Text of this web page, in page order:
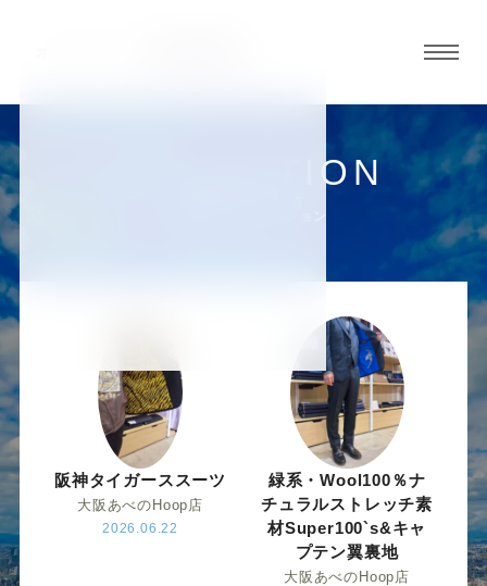
ニュ
ーボ
タン
ー
ダ
ー
ー
ダ
ー ー
ー
ー
ダ
ー
ス
COLLECTION
阪神タイガーススーツ
大阪あべのHoop店
2026.06.22
緑系・Wool100％ナ
チュラルストレッチ素
材Super100`s&キャ
プテン翼裏地
大阪あべのHoop店